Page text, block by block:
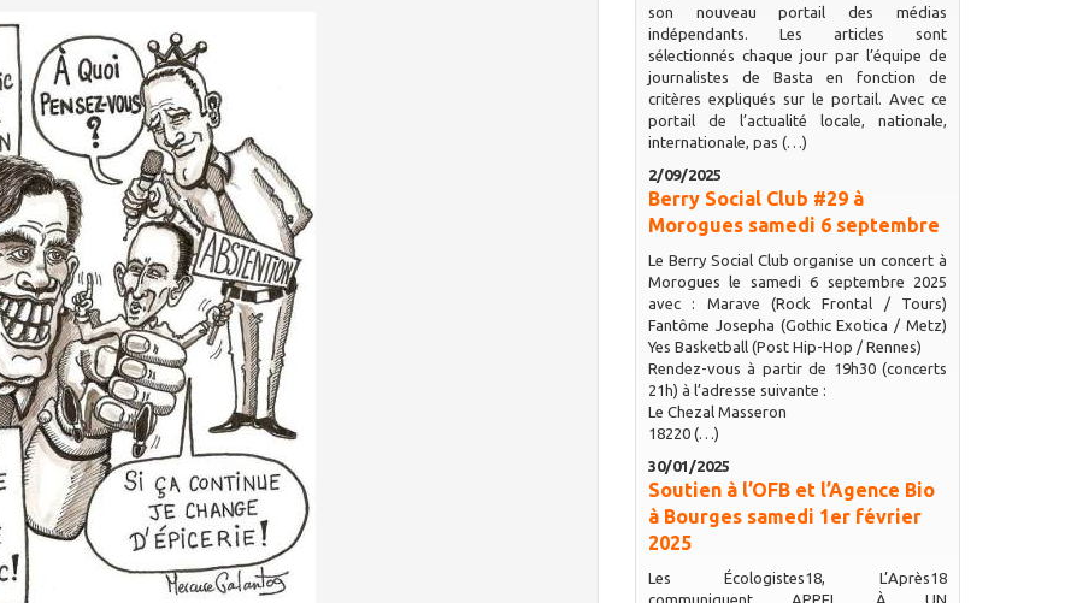
son nouveau portail des médias
indépendants. Les articles sont
sélectionnés chaque jour par l’équipe de
journalistes de Basta en fonction de
critères expliqués sur le portail. Avec ce
portail de l’actualité locale, nationale,
internationale, pas (…)
2/09/2025
Berry Social Club #29 à
Morogues samedi 6 septembre
Le Berry Social Club organise un concert à
Morogues le samedi 6 septembre 2025
avec : Marave (Rock Frontal / Tours)
Fantôme Josepha (Gothic Exotica / Metz)
Yes Basketball (Post Hip-Hop / Rennes)
Rendez-vous à partir de 19h30 (concerts
21h) à l’adresse suivante :
Le Chezal Masseron
18220 (…)
30/01/2025
Soutien à l’OFB et l’Agence Bio
à Bourges samedi 1er février
2025
Les Écologistes18, L’Après18
communiquent APPEL À UN